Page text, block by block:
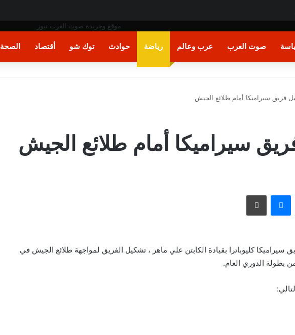
ترامب يهـاجم «واشنطن بوست» بسبب وزير الدفاع
صوت العرب عرب وعالم رياضة حوادث توك شو أقتصاد الصحة
فريق سيراميكا أمام طلائع الجيش
سيراميكا أمام طلائع الجيش
لينكدإن ماسنجر طباعة
سيراميكا كليوباترا بقيادة الكابتن علي ماهر ، تشكيل الفريق لمواجهة طلائع الجيش في
بطولة الدوري العام.